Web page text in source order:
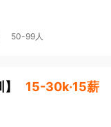
50-99人
】 15-30k·15薪